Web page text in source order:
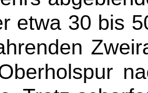
etwa 30 bis